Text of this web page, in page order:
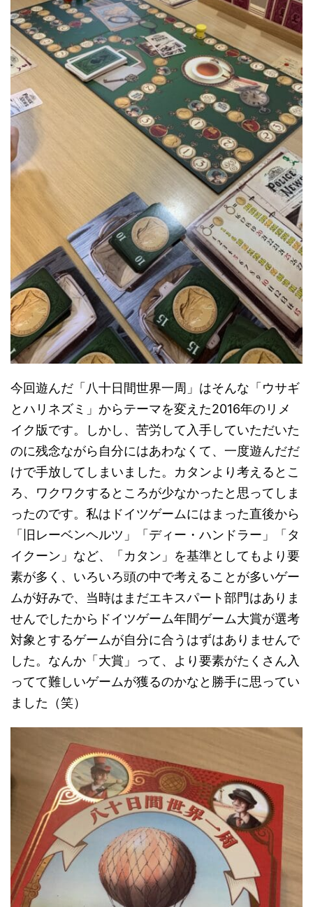
今回遊んだ「八十日間世界一周」はそんな「ウサギ
とハリネズミ」からテーマを変えた2016年のリメ
イク版です。しかし、苦労して入手していただいた
のに残念ながら自分にはあわなくて、一度遊んだだ
けで手放してしまいました。カタンより考えるとこ
ろ、ワクワクするところが少なかったと思ってしま
ったのです。私はドイツゲームにはまった直後から
「旧レーベンヘルツ」「ディー・ハンドラー」「タ
イクーン」など、「カタン」を基準としてもより要
素が多く、いろいろ頭の中で考えることが多いゲー
ムが好みで、当時はまだエキスパート部門はありま
せんでしたからドイツゲーム年間ゲーム大賞が選考
対象とするゲームが自分に合うはずはありませんで
した。なんか「大賞」って、より要素がたくさん入
ってて難しいゲームが獲るのかなと勝手に思ってい
ました（笑）